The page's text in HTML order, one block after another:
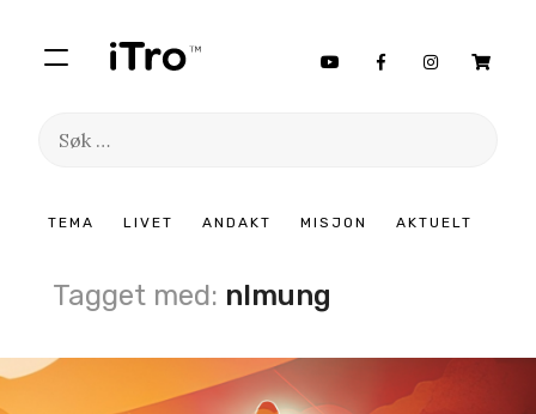
TEMA LIVET ANDAKT MISJON AKTUELT
Søk
Tagget med: nlmung